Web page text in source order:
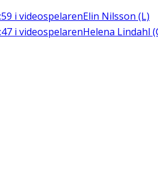
i videospelarenElin Nilsson (L)
i videospelarenHelena Lindahl